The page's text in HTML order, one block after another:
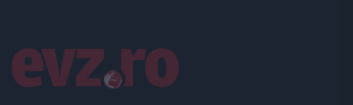
Linkuri utile